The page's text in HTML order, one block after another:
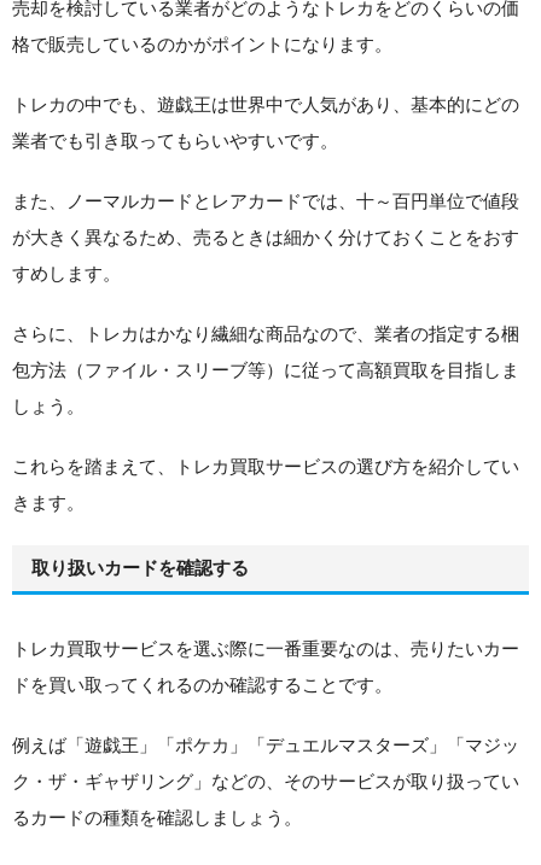
売却を検討している業者がどのようなトレカをどのくらいの価
格で販売しているのかがポイントになります。
トレカの中でも、遊戯王は世界中で人気があり、基本的にどの
業者でも引き取ってもらいやすいです。
また、ノーマルカードとレアカードでは、十～百円単位で値段
が大きく異なるため、売るときは細かく分けておくことをおす
すめします。
さらに、トレカはかなり繊細な商品なので、業者の指定する梱
包方法（ファイル・スリーブ等）に従って高額買取を目指しま
しょう。
これらを踏まえて、トレカ買取サービスの選び方を紹介してい
きます。
取り扱いカードを確認する
トレカ買取サービスを選ぶ際に一番重要なのは、売りたいカー
ドを買い取ってくれるのか確認することです。
例えば「遊戯王」「ポケカ」「デュエルマスターズ」「マジッ
ク・ザ・ギャザリング」などの、そのサービスが取り扱ってい
るカードの種類を確認しましょう。